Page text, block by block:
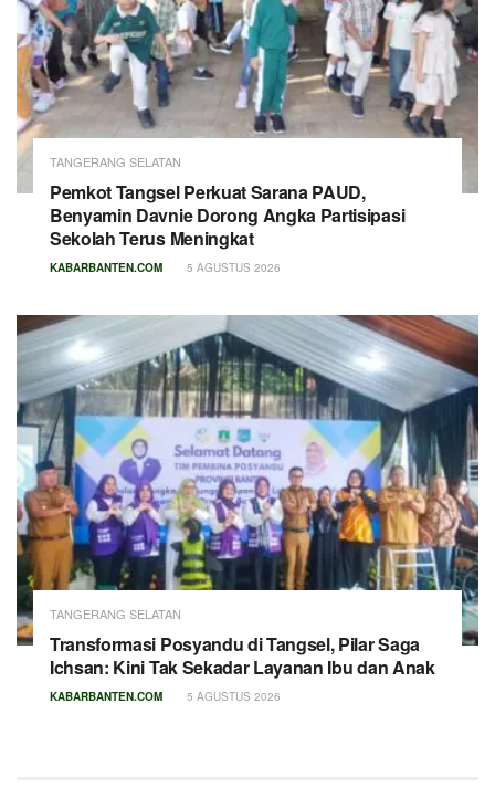
TANGERANG SELATAN
Pemkot Tangsel Perkuat Sarana PAUD,
Benyamin Davnie Dorong Angka Partisipasi
Sekolah Terus Meningkat
KABARBANTEN.COM 5 AGUSTUS 2026
TANGERANG SELATAN
Transformasi Posyandu di Tangsel, Pilar Saga
Ichsan: Kini Tak Sekadar Layanan Ibu dan Anak
KABARBANTEN.COM 5 AGUSTUS 2026